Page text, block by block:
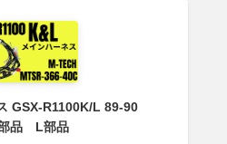
GSX-R1100K/L 89-90
品 L部品